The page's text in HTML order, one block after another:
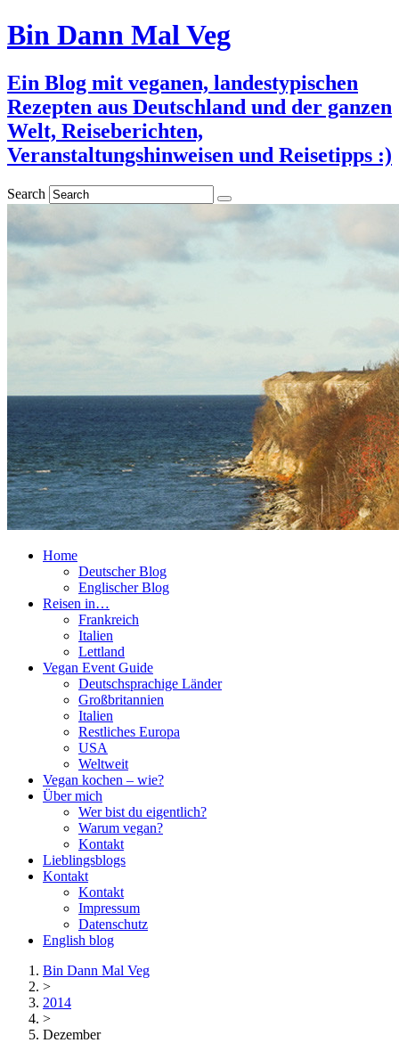
Bin Dann Mal Veg
Ein Blog mit veganen, landestypischen
Rezepten aus Deutschland und der ganzen
Welt, Reiseberichten,
Veranstaltungshinweisen und Reisetipps :)
Search
Home
Deutscher Blog
Englischer Blog
Reisen in…
Frankreich
Italien
Lettland
Vegan Event Guide
Deutschsprachige Länder
Großbritannien
Italien
Restliches Europa
USA
Weltweit
Vegan kochen – wie?
Über mich
Wer bist du eigentlich?
Warum vegan?
Kontakt
Lieblingsblogs
Kontakt
Kontakt
Impressum
Datenschutz
English blog
Bin Dann Mal Veg
>
2014
>
Dezember